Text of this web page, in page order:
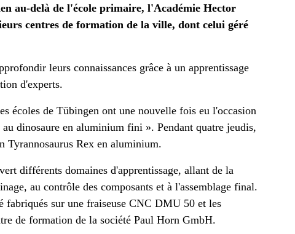
au-delà de l'école primaire, l'Académie Hector
centres de formation de la ville, dont celui géré
leurs connaissances grâce à un apprentissage
d'experts.
écoles de Tübingen ont une nouvelle fois eu l'occasion
dinosaure en aluminium fini ». Pendant quatre jeudis,
Tyrannosaurus Rex en aluminium.
différents domaines d'apprentissage, allant de la
au contrôle des composants et à l'assemblage final.
fabriqués sur une fraiseuse CNC DMU 50 et les
de formation de la société Paul Horn GmbH.